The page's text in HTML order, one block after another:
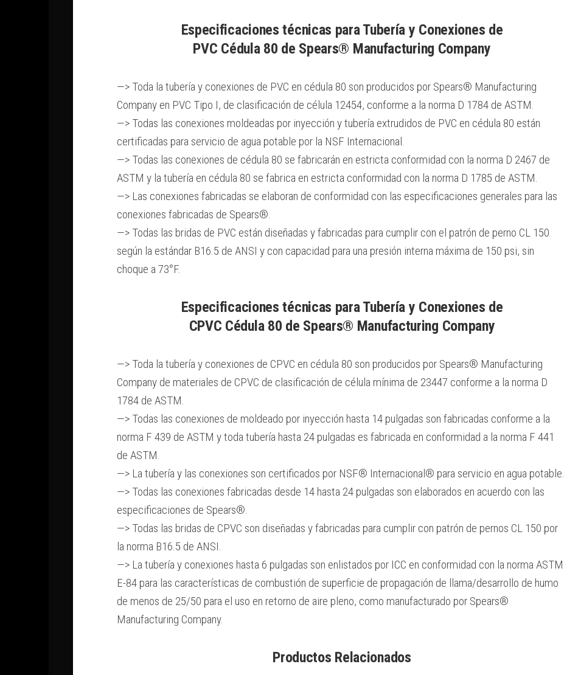
Especificaciones técnicas para Tubería y Conexiones de
PVC Cédula 80 de Spears® Manufacturing Company
—> Toda la tubería y conexiones de PVC en cédula 80 son producidos por Spears® Manufacturing
Company en PVC Tipo I, de clasificación de célula 12454, conforme a la norma D 1784 de ASTM.
—> Todas las conexiones moldeadas por inyección y tubería extrudidos de PVC en cédula 80 están
certificadas para servicio de agua potable por la NSF Internacional.
—> Todas las conexiones de cédula 80 se fabricarán en estricta conformidad con la norma D 2467 de
ASTM y la tubería en cédula 80 se fabrica en estricta conformidad con la norma D 1785 de ASTM.
—> Las conexiones fabricadas se elaboran de conformidad con las especificaciones generales para las
conexiones fabricadas de Spears®.
—> Todas las bridas de PVC están diseñadas y fabricadas para cumplir con el patrón de perno CL 150
según la estándar B16.5 de ANSI y con capacidad para una presión interna máxima de 150 psi, sin
choque a 73°F.
Especificaciones técnicas para Tubería y Conexiones de
CPVC Cédula 80 de Spears® Manufacturing Company
—> Toda la tubería y conexiones de CPVC en cédula 80 son producidos por Spears® Manufacturing
Company de materiales de CPVC de clasificación de célula mínima de 23447 conforme a la norma D
1784 de ASTM.
—> Todas las conexiones de moldeado por inyección hasta 14 pulgadas son fabricadas conforme a la
norma F 439 de ASTM y toda tubería hasta 24 pulgadas es fabricada en conformidad a la norma F 441
de ASTM.
—> La tubería y las conexiones son certificados por NSF® Internacional® para servicio en agua potable.
—> Todas las conexiones fabricadas desde 14 hasta 24 pulgadas son elaborados en acuerdo con las
especificaciones de Spears®.
—> Todas las bridas de CPVC son diseñadas y fabricadas para cumplir con patrón de pernos CL 150 por
la norma B16.5 de ANSI.
—> La tubería y conexiones hasta 6 pulgadas son enlistados por ICC en conformidad con la norma ASTM
E-84 para las características de combustión de superficie de propagación de llama/desarrollo de humo
de menos de 25/50 para el uso en retorno de aire pleno, como manufacturado por Spears®
Manufacturing Company.
Productos Relacionados